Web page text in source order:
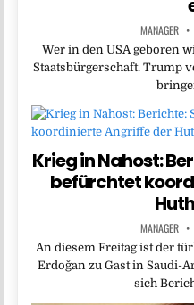
MANAGER
Wer in den USA geboren
Staatsbürgerschaft. Trump
Krieg in Nahost:
befürchtet
MANAGER
An diesem Freitag ist der
Erdoğan zu Gast in Saudi-
sich